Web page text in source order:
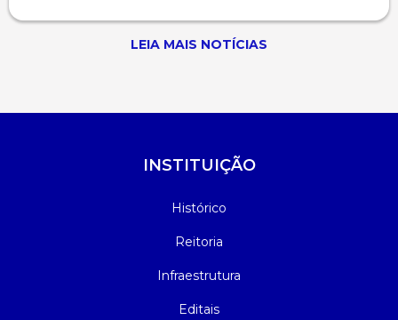
LEIA MAIS NOTÍCIAS
INSTITUIÇÃO
Histórico
Reitoria
Infraestrutura
Editais